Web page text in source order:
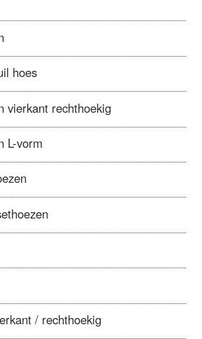
hoes
vierkant rechthoekig
L-vorm
/ rechthoekig